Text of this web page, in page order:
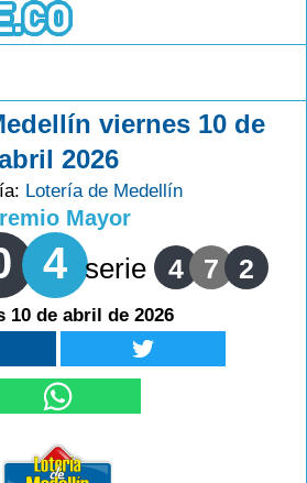
viernes 10 de
2026
Lotería de Medellín
Mayor
4 serie 4 7 2
10 de abril de 2026